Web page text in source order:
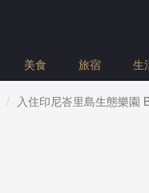
美食 旅宿 生
入住印尼峇里島生態樂園